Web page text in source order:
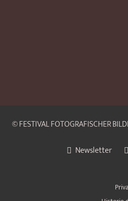
© FESTIVAL FOTOGRAFISCHER
Newsletter